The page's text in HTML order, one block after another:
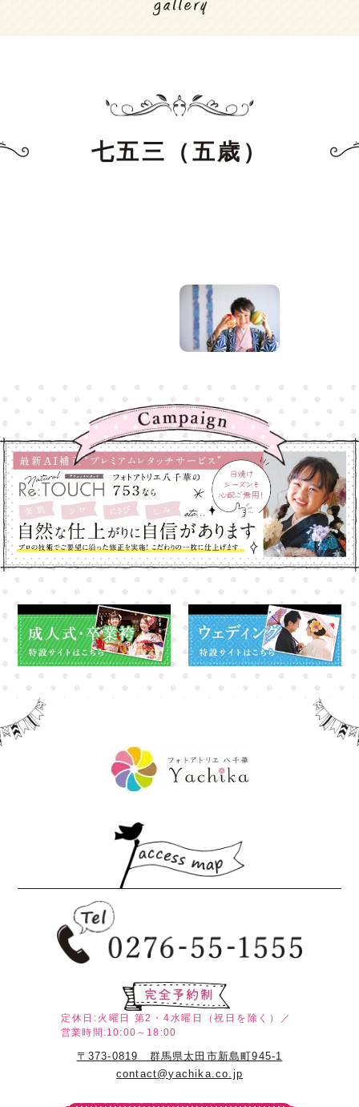
七五三（五歳）
定休日:火曜日
第2・4水曜日（祝日を除く）／
営業時間:10:00～18:00
〒373-0819 群馬県太田市新島町945-1
contact@yachika.co.jp